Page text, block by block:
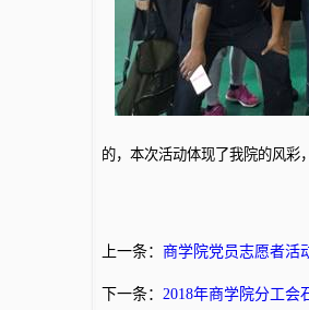
的，本次活动体现了我院的风彩
上一条： 商学院党员志愿者活
下一条： 2018年商学院分工会